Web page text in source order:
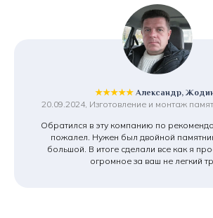
★★★★★ Александр,
20.09.2024, Изготовление и монтаж
Обратился в эту компанию по
пожалел. Нужен был двойной
большой. В итоге сделали все как я
огромное за ваш не легкий